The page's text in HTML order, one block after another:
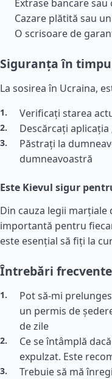
Extrase bancare
Cazare plătită sau
O scrisoare de
Siguranța în
La sosirea în Ucraina,
Verificați starea
Descărcați
Păstrați la
dumneavoastră
Este Kievul sigur
Din cauza legii
importantă pentru
este esențial să fiți la
Întrebări
Pot să-mi
un permis de
de zile
Ce se întâmplă
expulzat. Este
Trebuie să mă